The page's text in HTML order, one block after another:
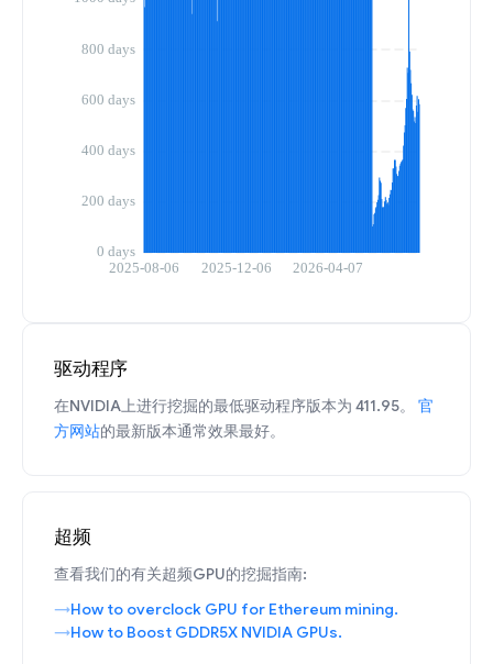
驱动程序
在NVIDIA上进行挖掘的最低驱动程序版本为 411.95。 官
方网站的最新版本通常效果最好。
超频
查看我们的有关超频GPU的挖掘指南:
How to overclock GPU for Ethereum mining.
How to Boost GDDR5X NVIDIA GPUs.